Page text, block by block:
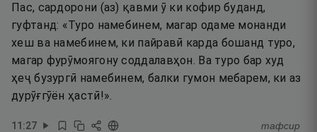
Пас, сардорони (аз) қавми ӯ ки кофир буданд,
гуфтанд: «Туро намебинем, магар одаме монанди
хеш ва намебинем, ки пайравӣ карда бошанд туро,
магар фурӯмоягону соддалавҳон. Ва туро бар худ
ҳеҷ бузургӣ намебинем, балки гумон мебарем, ки аз
дурӯғгӯён ҳастӣ!».
11:27 тафсир